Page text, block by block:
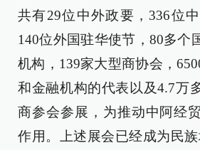
共有29位中外政要，336位
140位外国驻华使节，80多个
机构，139家大型商协会，
和金融机构的代表以及4.7万
商参会参展，为推动中阿经
作用。上述展会已经成为民